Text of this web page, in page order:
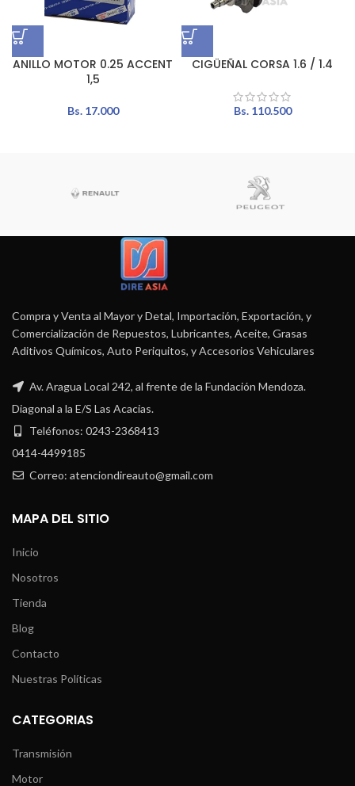
ANILLO MOTOR 0.25 ACCENT
1,5
Bs.17.000
CIGÜEÑAL CORSA 1.6 / 1.4
Bs.110.500
Compra y Venta al Mayor y Detal, Importación, Exportación, y
Comercialización de Repuestos, Lubricantes, Aceite, Grasas
Aditivos Químicos, Auto Periquitos, y Accesorios Vehiculares
Av. Aragua Local 242, al frente de la Fundación Mendoza.
Diagonal a la E/S Las Acacias.
Teléfonos: 0243-2368413
0414-4499185
Correo: atenciondireauto@gmail.com
MAPA DEL SITIO
Inicio
Nosotros
Tienda
Blog
Contacto
Nuestras Políticas
CATEGORIAS
Transmisión
Motor